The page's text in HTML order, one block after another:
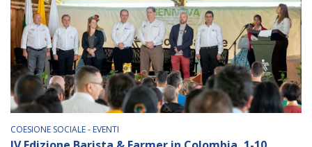
Empowerment socio- economico
Giustizia e Sicurezza
EUROsociAL
EL PAcCTO
EUROFRONT
COPOLAD III
COESIONE SOCIALE - EVENTI